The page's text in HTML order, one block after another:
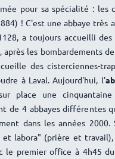
pour sa spécialité : les
! C'est une abbaye très
a toujours accueilli des
après les bombardements
des cisterciennes-
à Laval. Aujourd'hui, l'
place une
de 4 abbayes différentes
dans les années
labora" (prière et
le premier office à 4h45